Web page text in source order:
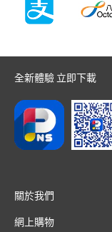
全新體驗 立即下載
關於我們
網上購物